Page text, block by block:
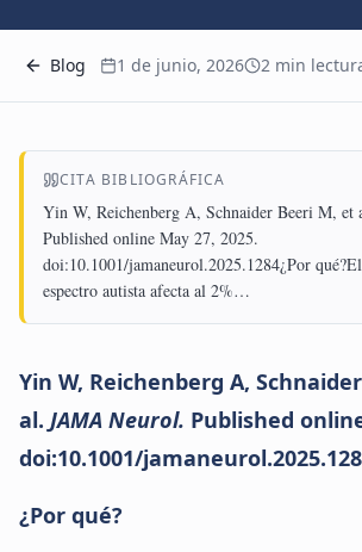
Blog 1 de junio, 2026 2 min
CITA BIBLIOGRÁFICA
Yin W, Reichenberg A, Schnaider Beeri M,
Published online May 27, 2025.
doi:10.1001/jamaneurol.2025.1284¿Por
espectro autista afecta al 2%…
Yin W, Reichenberg A,
al. JAMA Neurol. Published
doi:10.1001/
¿Por qué?